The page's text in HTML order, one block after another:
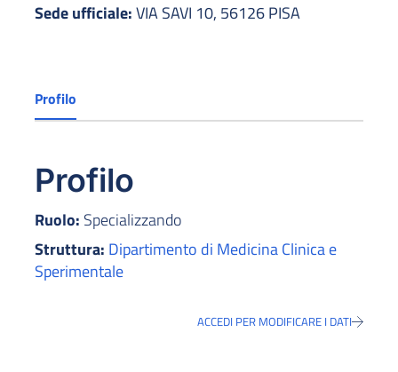
Sede ufficiale:VIA SAVI 10, 56126 PISA
Profilo
Profilo
Ruolo: Specializzando
Struttura: Dipartimento di Medicina Clinica e
Sperimentale
ACCEDI PER MODIFICARE I DATI